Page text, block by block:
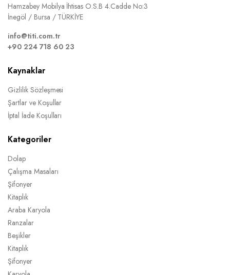
Hamzabey Mobilya İhtisas O.S.B 4.Cadde No:3
İnegöl / Bursa / TÜRKİYE
info@titi.com.tr
+90 224 718 60 23
Kaynaklar
Gizlilik Sözleşmesi
Şartlar ve Koşullar
İptal İade Koşulları
Kategoriler
Dolap
Çalışma Masaları
Şifonyer
Kitaplık
Araba Karyola
Ranzalar
Beşikler
Kitaplık
Şifonyer